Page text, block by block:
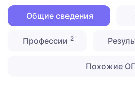
Общие сведения
Профессии 2
Похожие